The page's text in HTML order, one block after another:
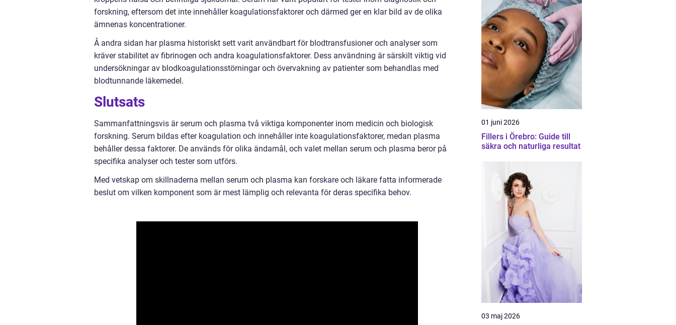
forskning, eftersom det inte innehåller koagulationsfaktorer och därmed ger en klar bild av de olika
ämnenas koncentrationer.
Å andra sidan har plasma historiskt sett varit användbart för blodtransfusioner och analyser som
kräver stabilitet av fibrinogen och andra koagulationsfaktorer. Dess användning är särskilt viktig vid
undersökningar av blodkoagulationsstörningar och övervakning av patienter som behandlas med
blodtunnande läkemedel.
Slutsats
Sammanfattningsvis är serum och plasma två viktiga komponenter inom medicin och biologisk
forskning. Serum bildas efter koagulation och innehåller inte koagulationsfaktorer, medan plasma
behåller dessa faktorer. De används för olika ändamål, och valet mellan serum och plasma beror på
specifika analyser och tester som utförs.
Med vetskap om skillnaderna mellan serum och plasma kan forskare och läkare fatta informerade
beslut om vilken komponent som är mest lämplig och relevanta för deras specifika behov.
01 juni 2026
Fillers i Örebro: Guide till
säkra och naturliga resultat
03 maj 2026